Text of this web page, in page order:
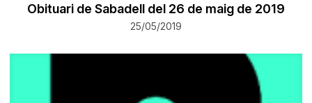
Obituari de Sabadell del 26 de maig de 2019
25/05/2019